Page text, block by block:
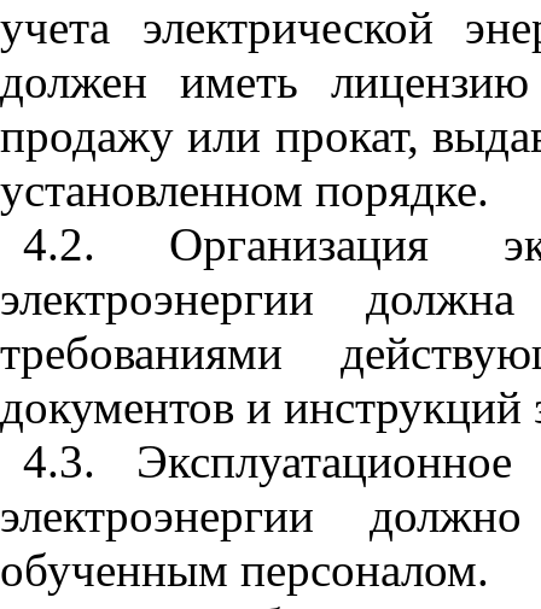
учета электрической
должен иметь
продажу или прокат,
установленном порядке.
4.2. Организация
электроэнергии
требованиями
документов и инструкций
4.3.
электроэнергии
обученным персоналом.